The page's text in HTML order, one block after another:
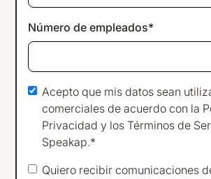
Número de empleados*
Acepto que mis datos sean
comerciales de acuerdo con la
Privacidad y losTérminos de
Speakap.*
Quiero recibir comunicaciones